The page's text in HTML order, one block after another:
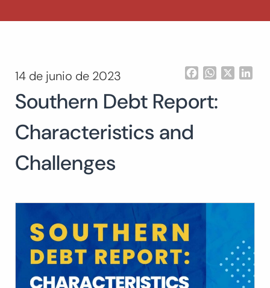
Buscar:
14 de junio de 2023 FacebookWhatsApp
Southern Debt Report:
Characteristics and
Challenges